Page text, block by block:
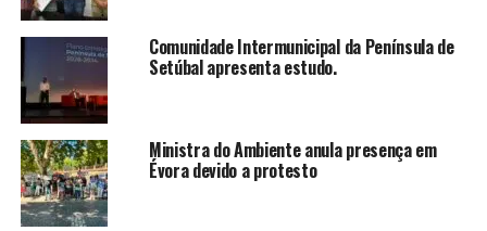
Comunidade Intermunicipal da Península de
Setúbal apresenta estudo.
Ministra do Ambiente anula presença em
Évora devido a protesto